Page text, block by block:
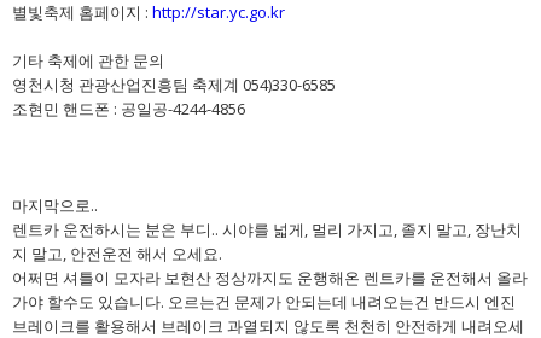
별빛축제 홈페이지 : http://star.yc.go.kr
기타 축제에 관한 문의
영천시청 관광산업진흥팀 축제계 054)330-6585
조현민 핸드폰 : 공일공-4244-4856
마지막으로..
렌트카 운전하시는 분은 부디.. 시야를 넓게, 멀리 가지고, 졸지 말고, 장난치
지 말고, 안전운전 해서 오세요.
어쩌면 셔틀이 모자라 보현산 정상까지도 운행해온 렌트카를 운전해서 올라
가야 할수도 있습니다. 오르는건 문제가 안되는데 내려오는건 반드시 엔진
브레이크를 활용해서 브레이크 과열되지 않도록 천천히 안전하게 내려오세